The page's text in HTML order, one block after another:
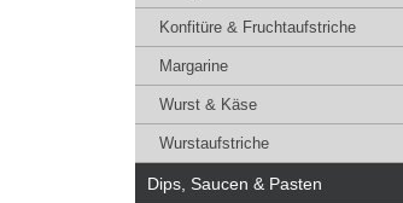
Konfitüre & Fruchtaufstriche
Margarine
Wurst & Käse
Wurstaufstriche
Dips, Saucen & Pasten